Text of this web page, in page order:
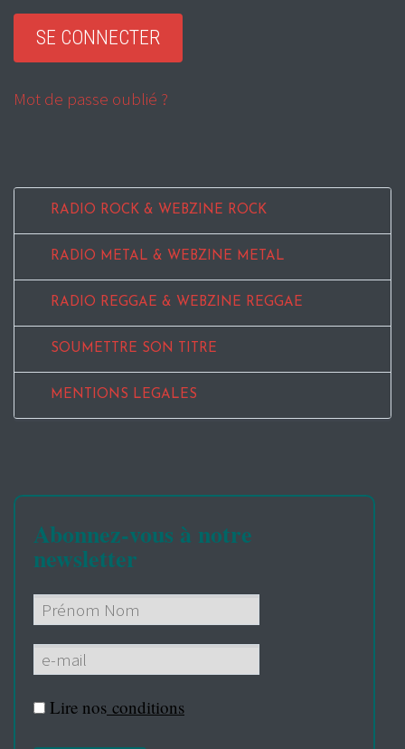
Mot de passe oublié ?
RADIO ROCK & WEBZINE ROCK
RADIO METAL & WEBZINE METAL
RADIO REGGAE & WEBZINE REGGAE
SOUMETTRE SON TITRE
MENTIONS LEGALES
Abonnez-vous à notre
newsletter
Lire nos conditions